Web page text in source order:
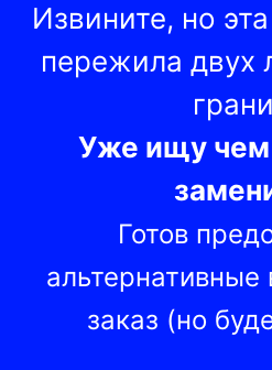
Извините, но
пережила двух
Уже ищу
Готов
заказ (но